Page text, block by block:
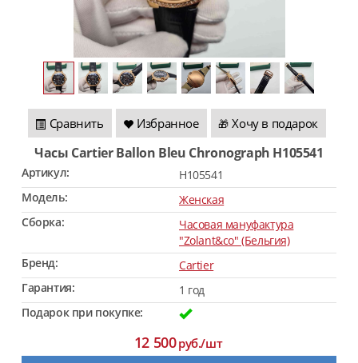
Сравнить Избранное 🎁 Хочу в подарок
Часы Cartier Ballon Bleu Chronograph H105541
Артикул:
H105541
Модель:
Женская
Сборка:
Часовая мануфактура
"Zolant&co" (Бельгия)
Бренд:
Cartier
Гарантия:
1 год
Подарок при покупке:
12 500руб./шт